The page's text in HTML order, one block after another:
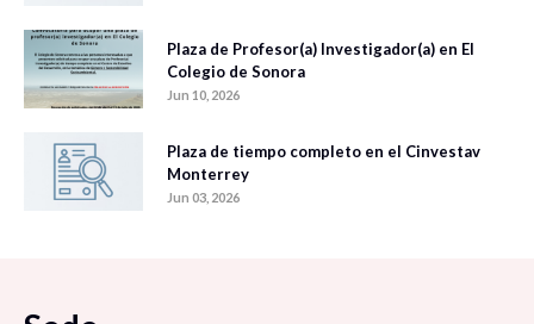
Plaza de Profesor(a) Investigador(a) en El
Colegio de Sonora
Jun 10, 2026
Plaza de tiempo completo en el Cinvestav
Monterrey
Jun 03, 2026